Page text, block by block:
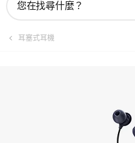
您在找尋什麼？
耳塞式耳機